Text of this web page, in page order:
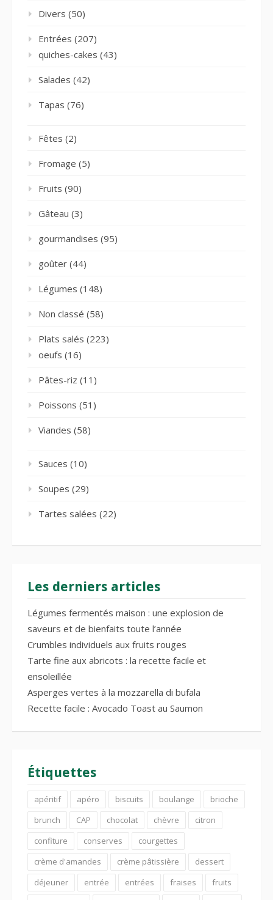
Divers (50)
Entrées (207)
quiches-cakes (43)
Salades (42)
Tapas (76)
Fêtes (2)
Fromage (5)
Fruits (90)
Gâteau (3)
gourmandises (95)
goûter (44)
Légumes (148)
Non classé (58)
Plats salés (223)
oeufs (16)
Pâtes-riz (11)
Poissons (51)
Viandes (58)
Sauces (10)
Soupes (29)
Tartes salées (22)
Les derniers articles
Légumes fermentés maison : une explosion de
saveurs et de bienfaits toute l’année
Crumbles individuels aux fruits rouges
Tarte fine aux abricots : la recette facile et
ensoleillée
Asperges vertes à la mozzarella di bufala
Recette facile : Avocado Toast au Saumon
Étiquettes
apéritif apéro biscuits boulange
brioche
brunch
CAP chocolat chèvre
citron
confiture
conserves
courgettes
crème d'amandes
crème pâtissière
dessert
déjeuner
entrée entrées fraises
fruits